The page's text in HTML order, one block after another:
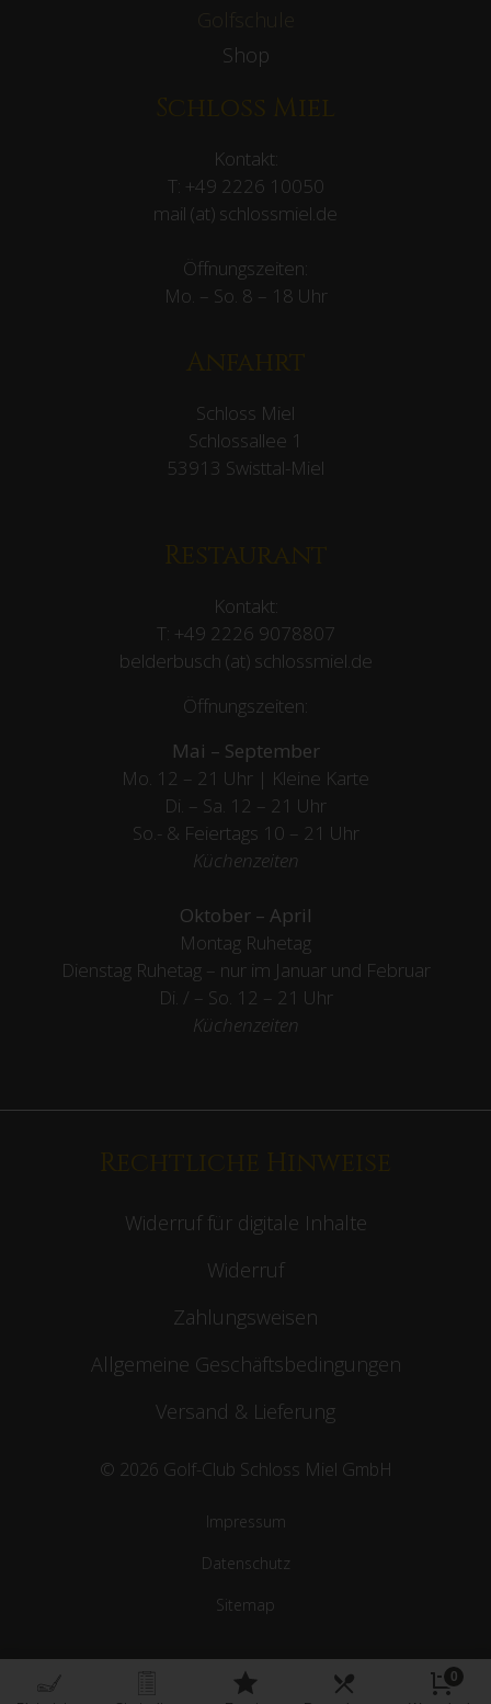
Shop
Schloss Miel
Kontakt:
T: +49 2226 10050
mail (at) schlossmiel.de
Öffnungszeiten:
Mo. – So. 8 – 18 Uhr
Anfahrt
Schloss Miel
Schlossallee 1
53913 Swisttal-Miel
Restaurant
Kontakt:
T: +49 2226 9078807
belderbusch (at) schlossmiel.de
Öffnungszeiten:
Mai – September
Mo. 12 – 21 Uhr | Kleine Karte
Di. – Sa. 12 – 21 Uhr
So.- & Feiertags 10 – 21 Uhr
Küchenzeiten
Oktober – April
Montag Ruhetag
Dienstag Ruhetag – nur im Januar und Februar
Di. / – So. 12 – 21 Uhr
Küchenzeiten
Rechtliche Hinweise
Widerruf für digitale Inhalte
Widerruf
Zahlungsweisen
Allgemeine Geschäftsbedingungen
Versand & Lieferung
© 2026 Golf-Club Schloss Miel GmbH
Impressum
Datenschutz
Sitemap
0